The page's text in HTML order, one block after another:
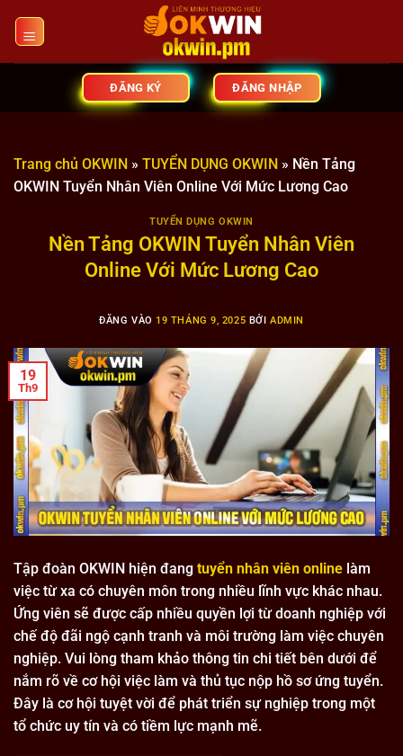
ĐĂNG KÝ ĐĂNG NHẬP
Trang chủ OKWIN » TUYỂN DỤNG OKWIN » Nền Tảng
OKWIN Tuyển Nhân Viên Online Với Mức Lương Cao
TUYỂN DỤNG OKWIN
Nền Tảng OKWIN Tuyển Nhân Viên
Online Với Mức Lương Cao
ĐĂNG VÀO 19 THÁNG 9, 2025 BỞI ADMIN
19
Th9
Tập đoàn OKWIN hiện đang tuyển nhân viên online làm
việc từ xa có chuyên môn trong nhiều lĩnh vực khác nhau.
Ứng viên sẽ được cấp nhiều quyền lợi từ doanh nghiệp với
chế độ đãi ngộ cạnh tranh và môi trường làm việc chuyên
nghiệp. Vui lòng tham khảo thông tin chi tiết bên dưới để
nắm rõ về cơ hội việc làm và thủ tục nộp hồ sơ ứng tuyển.
Đây là cơ hội tuyệt vời để phát triển sự nghiệp trong một
tổ chức uy tín và có tiềm lực mạnh mẽ.